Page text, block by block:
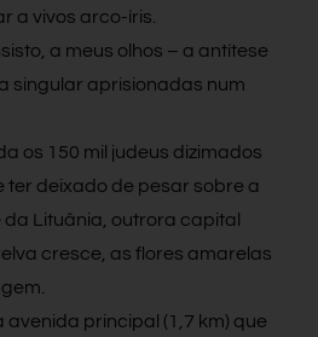
a vivos arco-íris.
a meus olhos – a antítese
singular aprisionadas num
os 150 mil judeus dizimados
deixado de pesar sobre a
Lituânia, outrora capital
cresce, as flores amarelas
avenida principal (1,7 km) que